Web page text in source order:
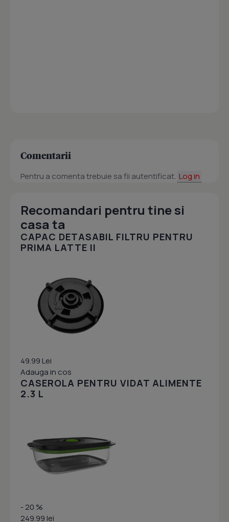
Comentarii
Pentru a comenta trebuie sa fii autentificat. Log in
Recomandari pentru tine si
casa ta
CAPAC DETASABIL FILTRU PENTRU
PRIMA LATTE II
49.99 Lei
Adauga in cos
CASEROLA PENTRU VIDAT ALIMENTE
2.3 L
- 20 %
249.99 lei